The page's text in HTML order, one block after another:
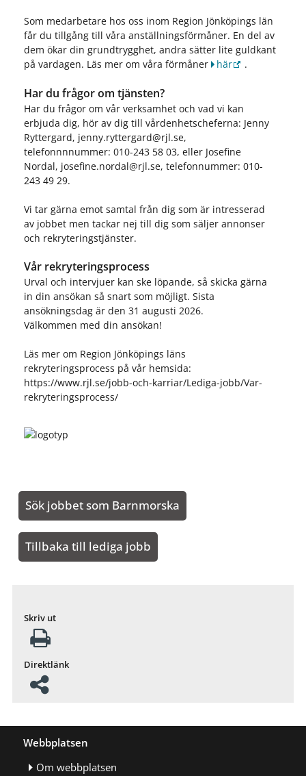
Som medarbetare hos oss inom Region Jönköpings län
får du tillgång till våra anställningsförmåner. En del av
dem ökar din grundtrygghet, andra sätter lite guldkant
på vardagen. Läs mer om våra förmåner
här .
Har du frågor om tjänsten?
Har du frågor om vår verksamhet och vad vi kan
erbjuda dig, hör av dig till vårdenhetscheferna: Jenny
Ryttergard, jenny.ryttergard@rjl.se,
telefonnnnummer: 010-243 58 03, eller Josefine
Nordal, josefine.nordal@rjl.se, telefonnummer: 010-
243 49 29.
Vi tar gärna emot samtal från dig som är intresserad
av jobbet men tackar nej till dig som säljer annonser
och rekryteringstjänster.
Vår rekryteringsprocess
Urval och intervjuer kan ske löpande, så skicka gärna
in din ansökan så snart som möjligt. Sista
ansökningsdag är den 31 augusti 2026.
Välkommen med din ansökan!
Läs mer om Region Jönköpings läns
rekryteringsprocess på vår hemsida:
https://www.rjl.se/jobb-och-karriar/Lediga-jobb/Var-
rekryteringsprocess/
Sök jobbet som Barnmorska
Tillbaka till lediga jobb
Skriv ut
Direktlänk
Webbplatsen
Om webbplatsen